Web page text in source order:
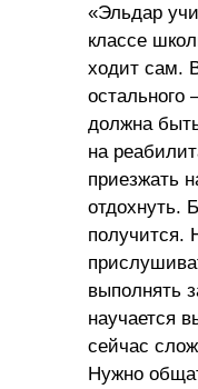
«Эльдар
классе
ходит сам.
остального
должна
на
приезжать
отдохнуть.
получится.
выполнять
научается
сейчас
Нужно